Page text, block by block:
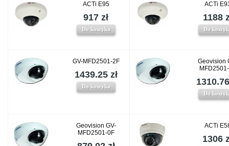
ACTi E95
917 zł
Do koszyka
ACTi
1188
Do
GV-MFD2501-2F
1439.25 zł
Do koszyka
Geovision
Do
Geovision GV-
MFD2501-0F
ACTi
1306